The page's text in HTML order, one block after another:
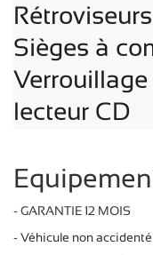
Sièges à
Verrouillage
lecteur CD
- GARANTIE 12 MOIS
- Véhicule non accidenté